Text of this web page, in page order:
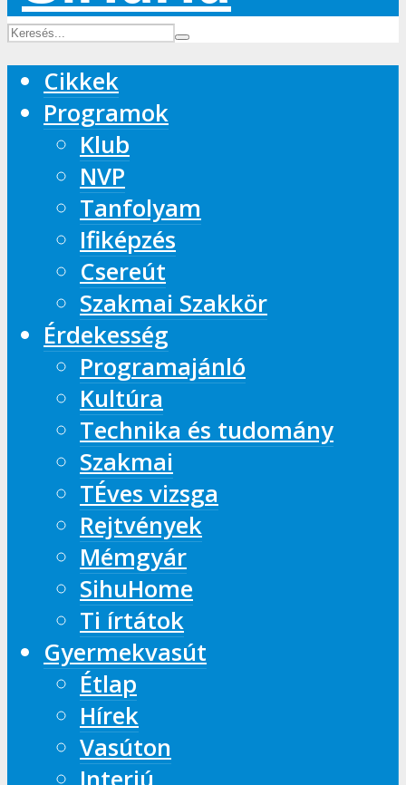
Cikkek
Programok
Klub
NVP
Tanfolyam
Ifiképzés
Csereút
Szakmai Szakkör
Érdekesség
Programajánló
Kultúra
Technika és tudomány
Szakmai
TÉves vizsga
Rejtvények
Mémgyár
SihuHome
Ti írtátok
Gyermekvasút
Étlap
Hírek
Vasúton